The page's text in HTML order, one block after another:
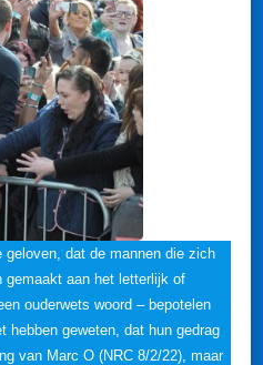
dat de mannen die zich
gemaakt aan het letterlijk of
ouderwets woord – bepotelen
hebben geweten, dat hun gedrag
van Marc O (NRC 8/2/22), maar